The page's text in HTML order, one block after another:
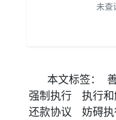
未查
本文标签：
强制执行
执行
还款协议
妨碍